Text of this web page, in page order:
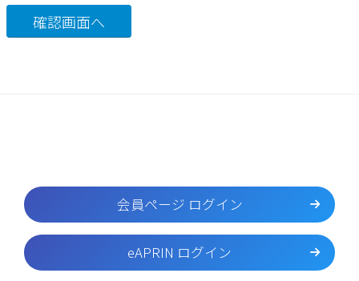
会員ページ ログイン
eAPRIN ログイン